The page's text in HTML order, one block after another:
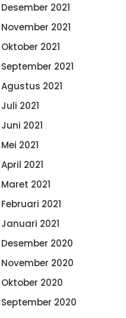
Desember 2021
November 2021
Oktober 2021
September 2021
Agustus 2021
Juli 2021
Juni 2021
Mei 2021
April 2021
Maret 2021
Februari 2021
Januari 2021
Desember 2020
November 2020
Oktober 2020
September 2020